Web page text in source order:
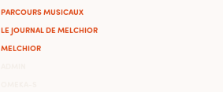
PARCOURS MUSICAUX
LE JOURNAL DE MELCHIOR
MELCHIOR